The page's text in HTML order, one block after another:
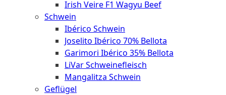
Irish Veire F1 Wagyu Beef
Schwein
Ibérico Schwein
Joselito Ibérico 70% Bellota
Garimori Ibérico 35% Bellota
LiVar Schweinefleisch
Mangalitza Schwein
Geflügel